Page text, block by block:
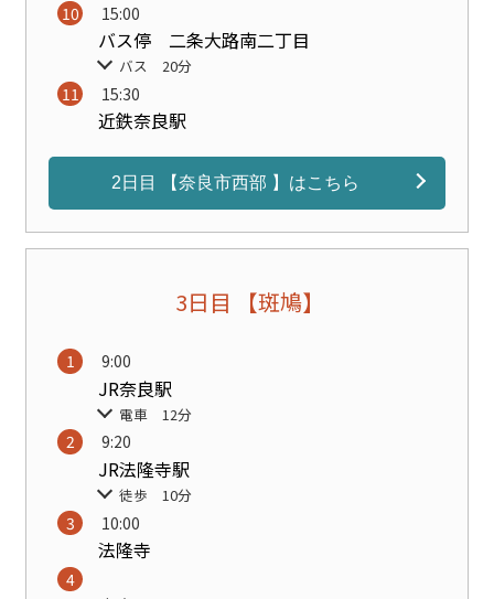
15:00
バス停 二条大路南二丁目
バス 20分
15:30
近鉄奈良駅
2日目 【奈良市西部 】はこちら
3日目 【斑鳩】
9:00
JR奈良駅
電車 12分
9:20
JR法隆寺駅
徒歩 10分
10:00
法隆寺